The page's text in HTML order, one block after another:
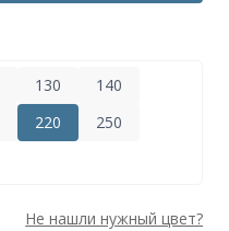
130
140
220
250
Не нашли нужный цвет?